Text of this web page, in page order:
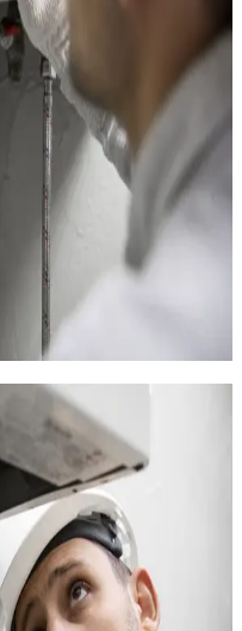
et T2 (une pièce
et T4 (2 à 3 pièces)
murale fine pour les
les pompes à chaleur.
signifie que pour 1 euro
l'équivalent de 3,50
à l'électrique avec 500
est d'environ 350 euros
l'accès aux aides
en urgence au
en plein hiver ?
60, le froid s'installe en
intervient en urgence
: